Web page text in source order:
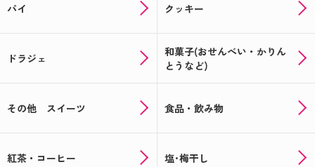
パイ クッキー
ドラジェ
和菓子(おせんべい・かりん
とうなど)
その他 スイーツ 食品・飲み物
紅茶・コーヒー 塩･梅干し